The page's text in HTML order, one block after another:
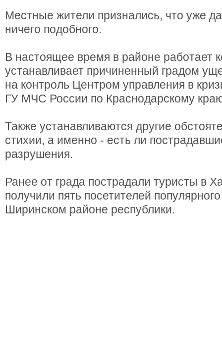
Местные жители признались, что уже
ничего подобного.
В настоящее время в районе работает
устанавливает причиненный градом
на контроль Центром управления в
ГУ МЧС России по Краснодарскому
Также устанавливаются другие
стихии, а именно - есть ли
разрушения.
Ранее от града пострадали туристы в
получили пять посетителей
Ширинском районе республики.